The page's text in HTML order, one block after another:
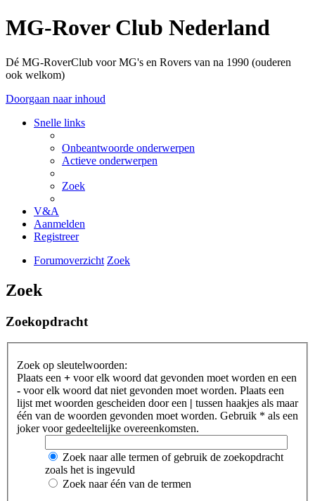
MG-Rover Club Nederland
Dé MG-RoverClub voor MG's en Rovers van na 1990 (ouderen
ook welkom)
Doorgaan naar inhoud
Snelle links
Onbeantwoorde onderwerpen
Actieve onderwerpen
Zoek
V&A
Aanmelden
Registreer
Forumoverzicht Zoek
Zoek
Zoekopdracht
Zoek op sleutelwoorden:
Plaats een + voor elk woord dat gevonden moet worden en een
- voor elk woord dat niet gevonden moet worden. Plaats een
lijst met woorden gescheiden door een | tussen haakjes als maar
één van de woorden gevonden moet worden. Gebruik * als een
joker voor gedeeltelijke overeenkomsten.
Zoek naar alle termen of gebruik de zoekopdracht
zoals het is ingevuld
Zoek naar één van de termen